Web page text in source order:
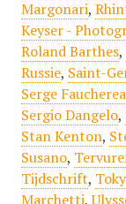
Margonari,
Keyser -
Roland Barthes,
Russie, Saint-
Serge
Sergio Dangelo,
Stan Kenton,
Susano,
Tijdschrift,
Marchetti,